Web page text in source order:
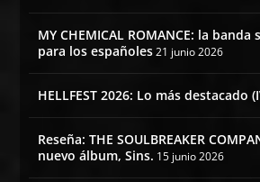
MY CHEMICAL ROMANCE: la
para los españoles 21 junio 2026
HELLFEST 2026: Lo más destacado
Reseña: THE SOULBREAKER
nuevo álbum, Sins. 15 junio 2026